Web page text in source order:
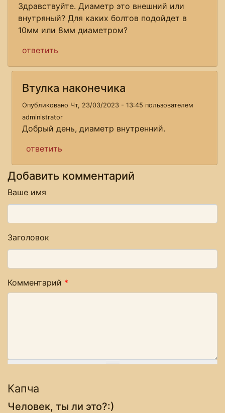
Здравствуйте. Диаметр это внешний или
внутряный? Для каких болтов подойдет в
10мм или 8мм диаметром?
ответить
Втулка наконечика
Опубликовано Чт, 23/03/2023 - 13:45 пользователем
administrator
Добрый день, диаметр внутренний.
ответить
Добавить комментарий
Ваше имя
Заголовок
Комментарий *
Капча
Человек, ты ли это?:)